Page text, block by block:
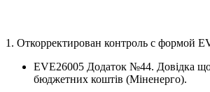
1. Откорректирован контроль с формой
EVE26005 Додаток №44. Довiдка
бюджетних коштiв (Міненерго).